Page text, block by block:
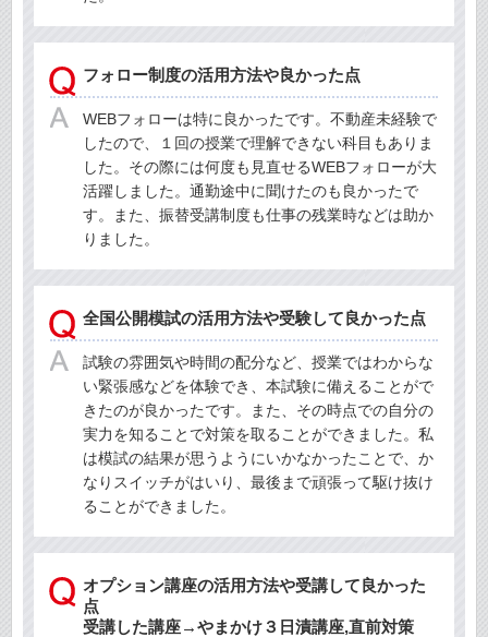
フォロー制度の活用方法や良かった点
WEBフォローは特に良かったです。不動産未経験で
したので、１回の授業で理解できない科目もありま
した。その際には何度も見直せるWEBフォローが大
活躍しました。通勤途中に聞けたのも良かったで
す。また、振替受講制度も仕事の残業時などは助か
りました。
全国公開模試の活用方法や受験して良かった点
試験の雰囲気や時間の配分など、授業ではわからな
い緊張感などを体験でき、本試験に備えることがで
きたのが良かったです。また、その時点での自分の
実力を知ることで対策を取ることができました。私
は模試の結果が思うようにいかなかったことで、か
なりスイッチがはいり、最後まで頑張って駆け抜け
ることができました。
オプション講座の活用方法や受講して良かった
点
受講した講座→やまかけ３日漬講座,直前対策